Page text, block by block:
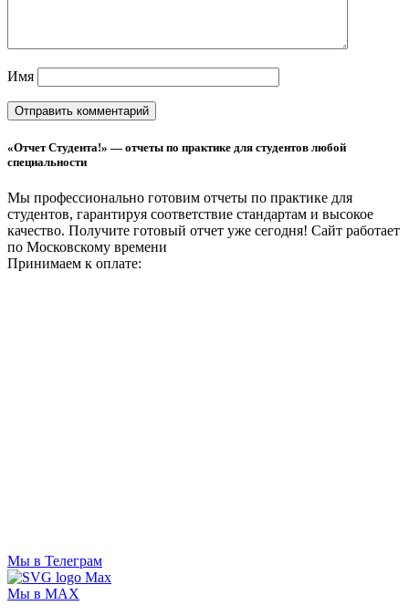
Имя
«Отчет Студента!» — отчеты по практике для студентов любой
специальности
Мы профессионально готовим отчеты по практике для
студентов, гарантируя соответствие стандартам и высокое
качество. Получите готовый отчет уже сегодня! Сайт работает
по Московскому времени
Принимаем к оплате:
Мы в Телеграм
Мы в MAX